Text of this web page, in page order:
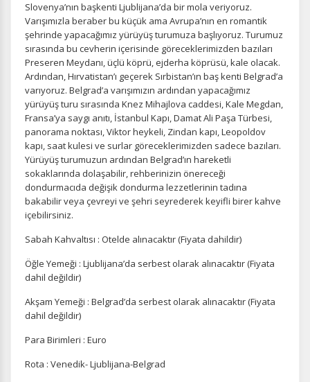
Slovenya’nın başkenti Ljublijana’da bir mola veriyoruz.
Varışımızla beraber bu küçük ama Avrupa’nın en romantik
şehrinde yapacağımız yürüyüş turumuza başlıyoruz. Turumuz
sırasında bu cevherin içerisinde göreceklerimizden bazıları
Preseren Meydanı, üçlü köprü, ejderha köprüsü, kale olacak.
Ardından, Hırvatistan’ı geçerek Sırbistan’ın baş kenti Belgrad’a
varıyoruz. Belgrad’a varışımızın ardından yapacağımız
yürüyüş turu sırasında Knez Mihajlova caddesi, Kale Megdan,
Fransa’ya saygı anıtı, İstanbul Kapı, Damat Ali Paşa Türbesi,
panorama noktası, Viktor heykeli, Zindan kapı, Leopoldov
kapı, saat kulesi ve surlar göreceklerimizden sadece bazıları.
Yürüyüş turumuzun ardından Belgrad’ın hareketli
sokaklarında dolaşabilir, rehberinizin önereceği
dondurmacıda değişik dondurma lezzetlerinin tadına
bakabilir veya çevreyi ve şehri seyrederek keyifli birer kahve
içebilirsiniz.
Sabah Kahvaltısı : Otelde alınacaktır (Fiyata dahildir)
Öğle Yemeği : Ljublijana’da serbest olarak alınacaktır (Fiyata
dahil değildir)
Akşam Yemeği : Belgrad’da serbest olarak alınacaktır (Fiyata
dahil değildir)
Para Birimleri : Euro
Rota : Venedik- Ljublijana-Belgrad